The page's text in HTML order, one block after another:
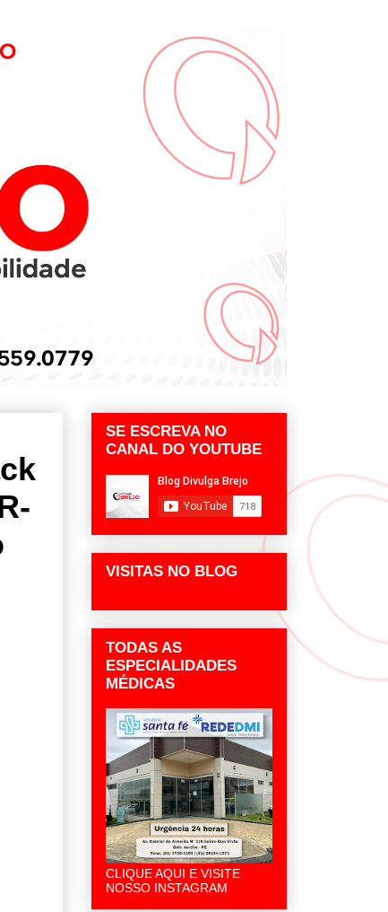
SE ESCREVA NO
CANAL DO YOUTUBE
VISITAS NO BLOG
TODAS AS
ESPECIALIDADES
MÉDICAS
CLIQUE AQUI E VISITE
NOSSO INSTAGRAM